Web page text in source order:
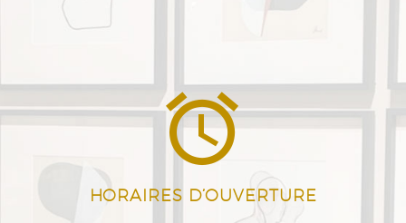


HORAIRES D’OUVERTURE